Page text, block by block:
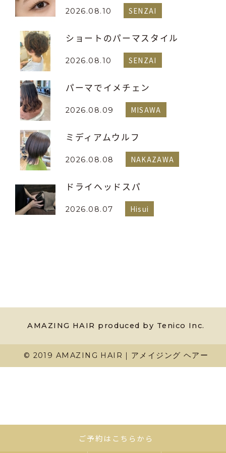
2026.08.10 SENZAI
ショートのパーマスタイル
2026.08.10 SENZAI
パーマでイメチェン
2026.08.09 MISAWA
ミディアムウルフ
2026.08.08 NAKAZAWA
ドライヘッドスパ
2026.08.07 Hisui
AMAZING HAIR produced by Tenico Inc.
© 2019 AMAZING HAIR｜アメイジング ヘアー
ご予約はこちらから